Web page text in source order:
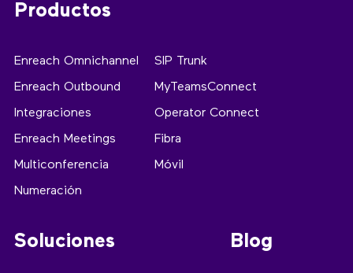
Productos
Enreach Omnichannel
Enreach Outbound
Integraciones
Enreach Meetings
Multiconferencia
Numeración
SIP Trunk
MyTeamsConnect
Operator Connect
Fibra
Móvil
Soluciones Blog